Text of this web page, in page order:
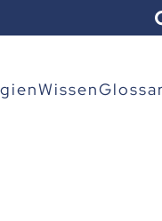
WissenGlossar